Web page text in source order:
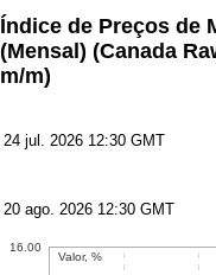
Índice de Preços de
(Mensal) (Canada
m/m)
24 jul. 2026 12:30 GMT
20 ago. 2026 12:30 GMT